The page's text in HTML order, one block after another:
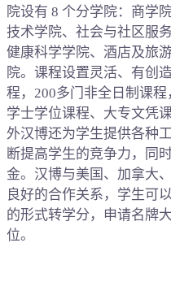
院设有 8 个分学院：商学
技术学院、社会与社区服
健康科学学院、酒店及旅
院。课程设置灵活、有创
程，200多门非全日制课
学士学位课程、大专文凭
外汉博还为学生提供各种
断提高学生的竞争力，同
金。汉博与美国、加拿大
良好的合作关系，学生可
的形式转学分，申请名牌
位。